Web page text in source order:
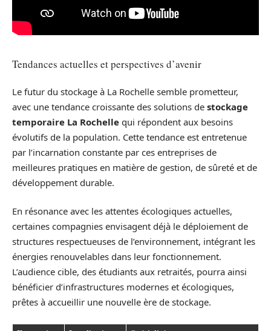
Tendances actuelles et perspectives d’avenir
Le futur du stockage à La Rochelle semble prometteur,
avec une tendance croissante des solutions de stockage
temporaire La Rochelle qui répondent aux besoins
évolutifs de la population. Cette tendance est entretenue
par l’incarnation constante par ces entreprises de
meilleures pratiques en matière de gestion, de sûreté et de
développement durable.
En résonance avec les attentes écologiques actuelles,
certaines compagnies envisagent déjà le déploiement de
structures respectueuses de l’environnement, intégrant les
énergies renouvelables dans leur fonctionnement.
L’audience cible, des étudiants aux retraités, pourra ainsi
bénéficier d’infrastructures modernes et écologiques,
prêtes à accueillir une nouvelle ère de stockage.